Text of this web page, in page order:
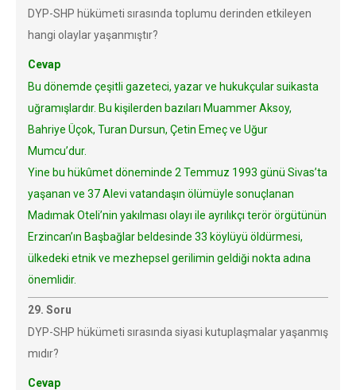
DYP-SHP hükümeti sırasında toplumu derinden etkileyen
hangi olaylar yaşanmıştır?
Cevap
Bu dönemde çeşitli gazeteci, yazar ve hukukçular suikasta
uğramışlardır. Bu kişilerden bazıları Muammer Aksoy,
Bahriye Üçok, Turan Dursun, Çetin Emeç ve Uğur
Mumcu’dur.
Yine bu hükûmet döneminde 2 Temmuz 1993 günü Sivas’ta
yaşanan ve 37 Alevi vatandaşın ölümüyle sonuçlanan
Madımak Oteli’nin yakılması olayı ile ayrılıkçı terör örgütünün
Erzincan’ın Başbağlar beldesinde 33 köylüyü öldürmesi,
ülkedeki etnik ve mezhepsel gerilimin geldiği nokta adına
önemlidir.
29. Soru
DYP-SHP hükümeti sırasında siyasi kutuplaşmalar yaşanmış
mıdır?
Cevap